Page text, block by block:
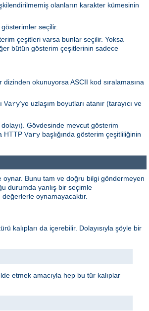
olanların karakter kümesinin
seçilir.
çeşitleri varsa bunlar seçilir. Yoksa
bütün gösterim çeşitlerinin sadece
okunuyorsa ASCII kod sıralamasına
Vary’ye uzlaşım boyutları atanır (tarayıcı ve
Gövdesinde mevcut gösterim
HTTP Vary başlığında gösterim çeşitliliğinin
oynar. Bunu tam ve doğru bilgi göndermeyen
durumda yanlış bir seçimle
oynamayacaktır.
kalıpları da içerebilir. Dolayısıyla şöyle bir
etmek amacıyla hep bu tür kalıplar